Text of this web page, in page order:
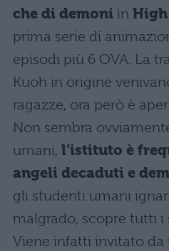
che di demoni in High
prima serie di
episodi più 6 OVA. La
Kuoh in origine
ragazze, ora però è
Non sembra
umani, l’istituto è
angeli decaduti e
gli studenti umani
malgrado, scopre tutti i
Viene infatti invitato da